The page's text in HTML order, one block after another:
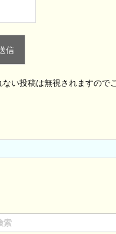
ない投稿は無視されますので